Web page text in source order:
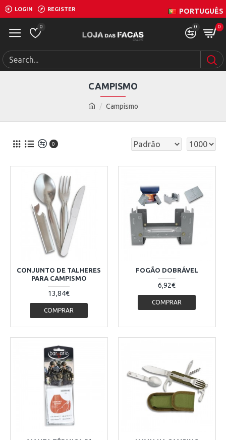
LOGIN REGISTER PORTUGUÊS
0 0 0
Campismo
CAMPISMO
0
CONJUNTO DE TALHERES
PARA CAMPISMO
13,84€
COMPRAR
FOGÃO DOBRÁVEL
6,92€
COMPRAR